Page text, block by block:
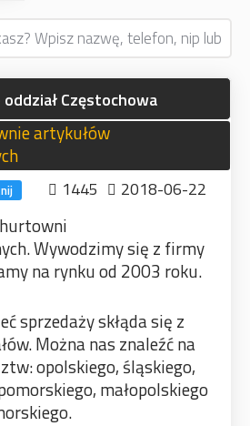
Częstochowa
artykułów
1445 2018-06-22
Wywodzimy się z firmy
na rynku od 2003 roku.
sprzedaży skłąda się z
Można nas znaleźć na
opolskiego, śląskiego,
małopolskiego